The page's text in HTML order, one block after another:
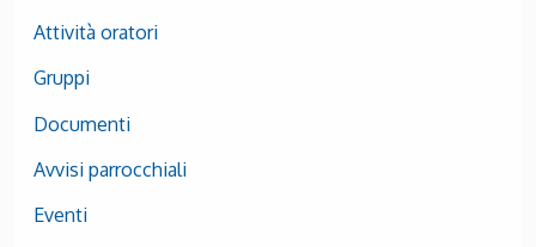
Attività oratori
Gruppi
Documenti
Avvisi parrocchiali
Eventi